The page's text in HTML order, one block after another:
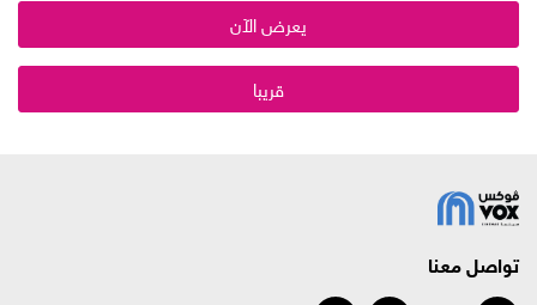
يعرض الآن
قريبا
تواصل معنا